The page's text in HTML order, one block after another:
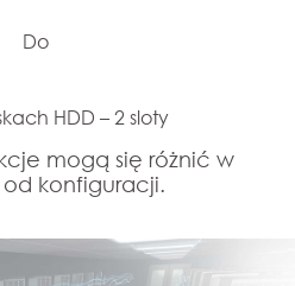
Do
HDD – 2 sloty
mogą się różnić w
konfiguracji.